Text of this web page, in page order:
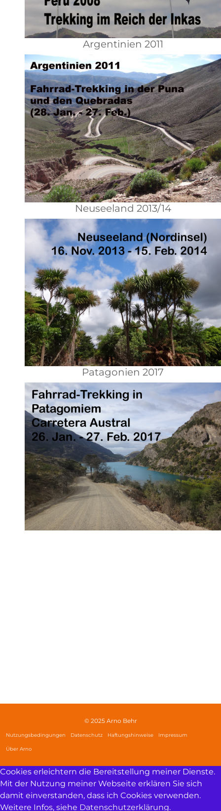
Argentinien 2011
Neuseeland 2013/14
Patagonien 2017
© 2025 Arno Behr
Nutzungsbedingungen Datenschutz Haftungshinweise Impressum
Über Arno
Cookies erleichtern die Bereitstellung meiner Dienste.
Mit der Nutzung meiner Webseite erklären Sie sich
damit einverstanden, dass ich Cookies verwenden.
Weitere Infos, siehe Datenschutzerklärung.